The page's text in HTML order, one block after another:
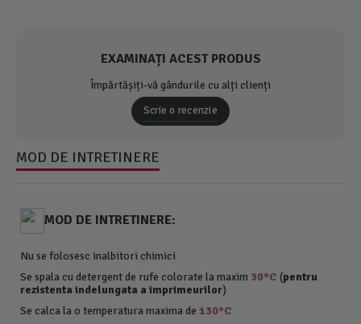
EXAMINAȚI ACEST PRODUS
Împărtășiți-vă gândurile cu alți clienți
Scrie o recenzie
MOD DE INTRETINERE
MOD DE INTRETINERE:
Nu se folosesc inalbitori chimici
Se spala cu detergent de rufe colorate la maxim 30°C (pentru
rezistenta indelungata a imprimeurilor)
Se calca la o temperatura maxima de130°C